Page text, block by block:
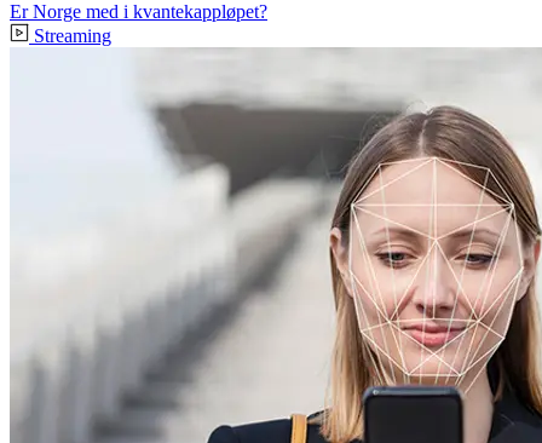
Er Norge med i kvantekappløpet?
Streaming